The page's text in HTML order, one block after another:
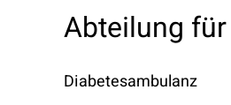
Abteilung
Diabetesambulanz